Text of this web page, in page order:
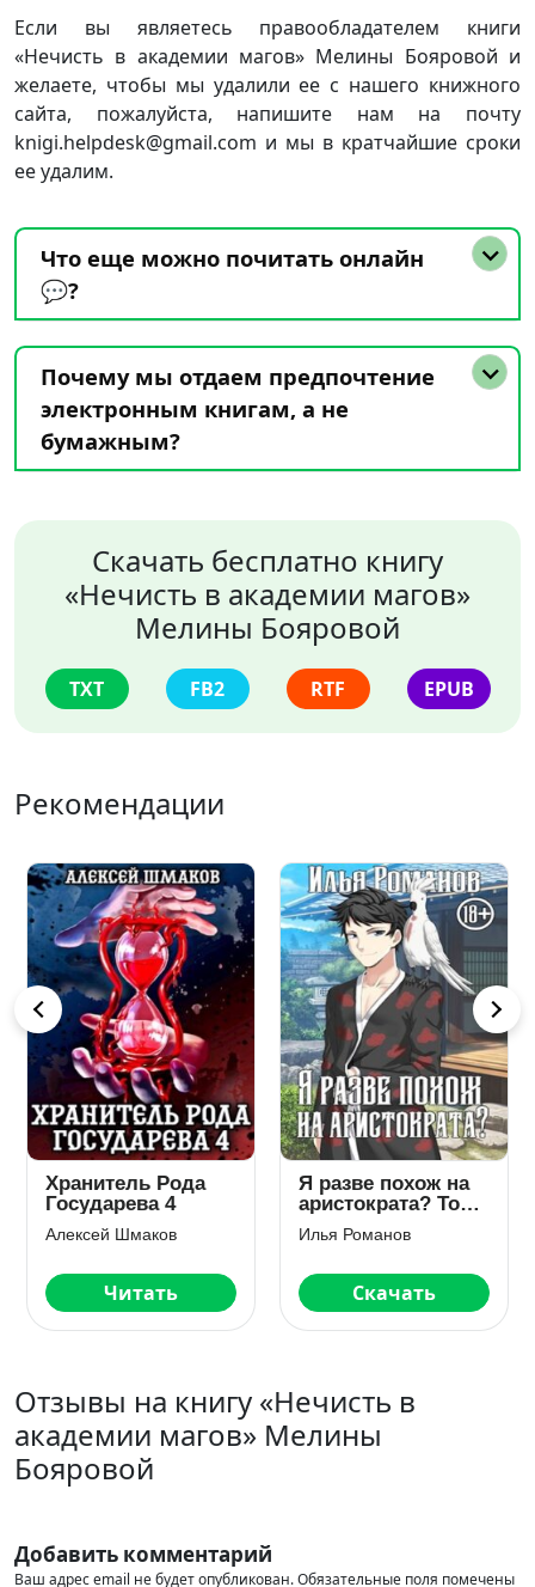
Если вы являетесь правообладателем книги
«Нечисть в академии магов» Мелины Бояровой и
желаете, чтобы мы удалили ее с нашего книжного
сайта, пожалуйста, напишите нам на почту
knigi.helpdesk@gmail.com и мы в кратчайшие сроки
ее удалим.
Что еще можно почитать онлайн
💬?
Почему мы отдаем предпочтение
электронным книгам, а не
бумажным?
Скачать бесплатно книгу
«Нечисть в академии магов»
Мелины Бояровой
TXT FB2 RTF EPUB
Рекомендации
Хранитель Рода
Государева 4
Алексей Шмаков
Читать
Я разве похож на
аристократа? Том
1
Илья Романов
Скачать
Отзывы на книгу «Нечисть в
академии магов» Мелины
Бояровой
Добавить комментарий
Ваш адрес email не будет опубликован.Обязательные поля помечены